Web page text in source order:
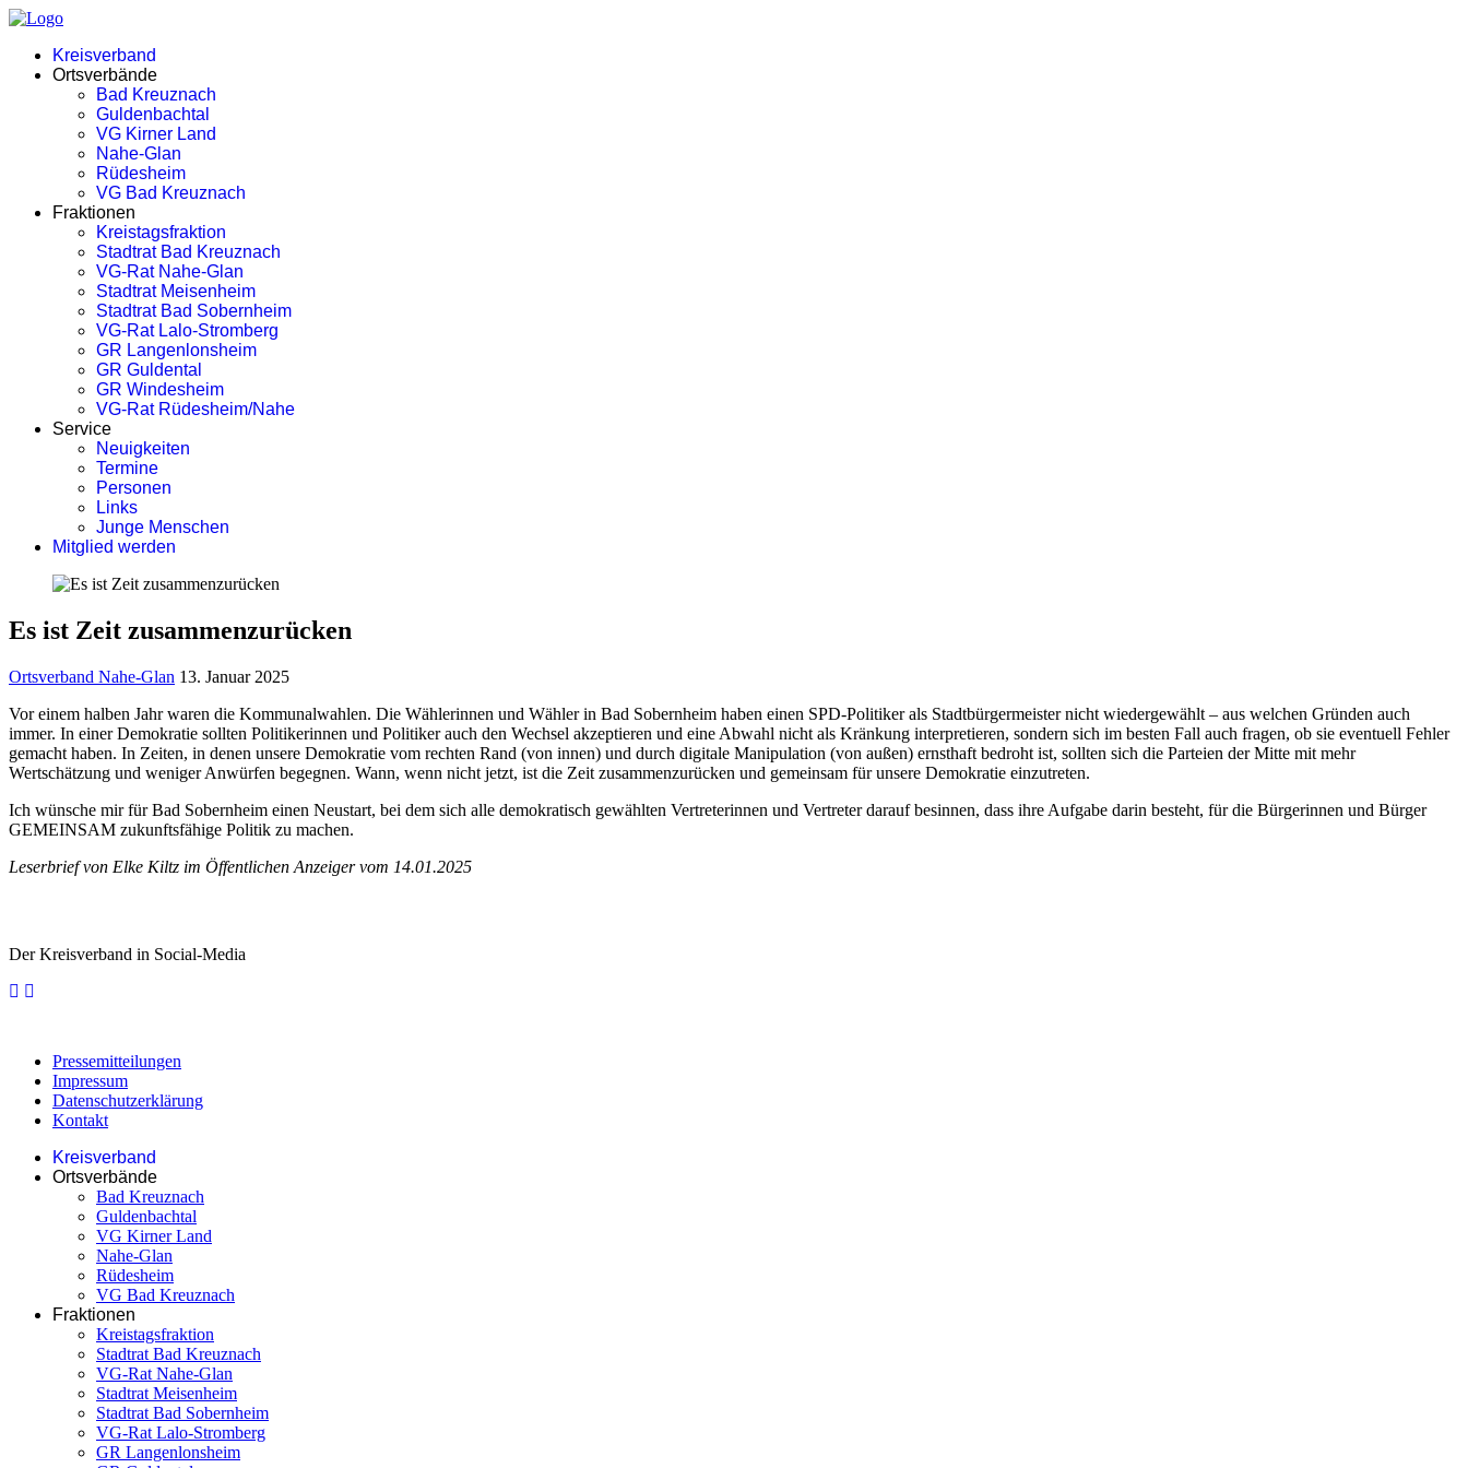
Kreisverband
Ortsverbände
Bad Kreuznach
Guldenbachtal
VG Kirner Land
Nahe-Glan
Rüdesheim
VG Bad Kreuznach
Fraktionen
Kreistagsfraktion
Stadtrat Bad Kreuznach
VG-Rat Nahe-Glan
Stadtrat Meisenheim
Stadtrat Bad Sobernheim
VG-Rat Lalo-Stromberg
GR Langenlonsheim
GR Guldental
GR Windesheim
VG-Rat Rüdesheim/Nahe
Service
Neuigkeiten
Termine
Personen
Links
Junge Menschen
Mitglied werden
Es ist Zeit zusammenzurücken
Ortsverband Nahe-Glan 13. Januar 2025
Vor einem halben Jahr waren die Kommunalwahlen. Die Wählerinnen und Wähler in Bad Sobernheim haben einen SPD-Politiker als Stadtbürgermeister nicht wiedergewählt – aus welchen Gründen auch
immer. In einer Demokratie sollten Politikerinnen und Politiker auch den Wechsel akzeptieren und eine Abwahl nicht als Kränkung interpretieren, sondern sich im besten Fall auch fragen, ob sie eventuell Fehler
gemacht haben. In Zeiten, in denen unsere Demokratie vom rechten Rand (von innen) und durch digitale Manipulation (von außen) ernsthaft bedroht ist, sollten sich die Parteien der Mitte mit mehr
Wertschätzung und weniger Anwürfen begegnen. Wann, wenn nicht jetzt, ist die Zeit zusammenzurücken und gemeinsam für unsere Demokratie einzutreten.
Ich wünsche mir für Bad Sobernheim einen Neustart, bei dem sich alle demokratisch gewählten Vertreterinnen und Vertreter darauf besinnen, dass ihre Aufgabe darin besteht, für die Bürgerinnen und Bürger
GEMEINSAM zukunftsfähige Politik zu machen.
Leserbrief von Elke Kiltz im Öffentlichen Anzeiger vom 14.01.2025
Der Kreisverband in Social-Media
Pressemitteilungen
Impressum
Datenschutzerklärung
Kontakt
Kreisverband
Ortsverbände
Bad Kreuznach
Guldenbachtal
VG Kirner Land
Nahe-Glan
Rüdesheim
VG Bad Kreuznach
Fraktionen
Kreistagsfraktion
Stadtrat Bad Kreuznach
VG-Rat Nahe-Glan
Stadtrat Meisenheim
Stadtrat Bad Sobernheim
VG-Rat Lalo-Stromberg
GR Langenlonsheim